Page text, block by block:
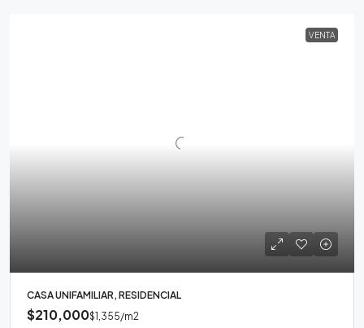
VENTA
CASA UNIFAMILIAR, RESIDENCIAL
$210,000$1,355/m2